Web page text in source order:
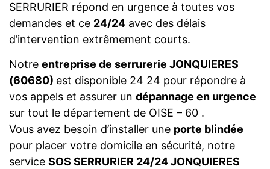
SERRURIER répond en urgence à toutes vos
demandes et ce 24/24 avec des délais
d’intervention extrêmement courts.
Notre entreprise de serrurerie JONQUIERES
(60680) est disponible 24 24 pour répondre à
vos appels et assurer un dépannage en urgence
sur tout le département de OISE – 60 .
Vous avez besoin d’installer une porte blindée
pour placer votre domicile en sécurité, notre
service SOS SERRURIER 24/24 JONQUIERES